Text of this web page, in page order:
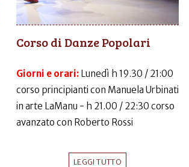
Corso di Danze Popolari
Giorni e orari: Lunedì h 19.30 / 21:00
corso principianti con Manuela Urbinati
in arte LaManu - h 21.00 / 22:30 corso
avanzato con Roberto Rossi
LEGGI TUTTO